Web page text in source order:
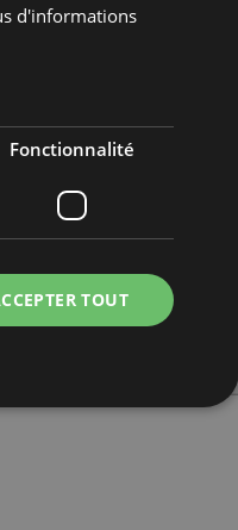
d'informations
Fonctionnalité
TOUT